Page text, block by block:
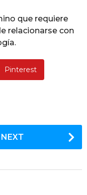
que requiere
relacionarse con
Pinterest
NEXT